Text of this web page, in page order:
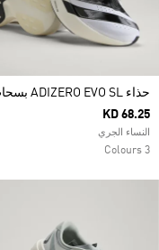
حذاء ADIZERO EVO SL بسحاب
KD 68.25
النساء الجري
3 Colours